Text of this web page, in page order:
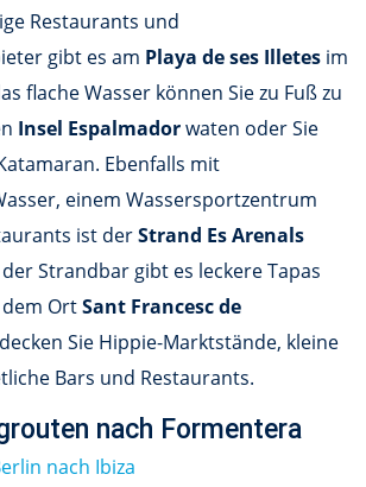
Restaurants und
gibt es am Playa de ses Illetes im
flache Wasser können Sie zu Fuß zu
Insel Espalmadorwaten oder Sie
Ebenfalls mit
einem Wassersportzentrum
ist derStrand Es Arenals
Strandbar gibt es leckere Tapas
OrtSant Francesc de
Sie Hippie-Marktstände, kleine
Bars und Restaurants.
nach Formentera
nach Ibiza